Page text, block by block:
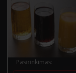
Pasirinkimas: